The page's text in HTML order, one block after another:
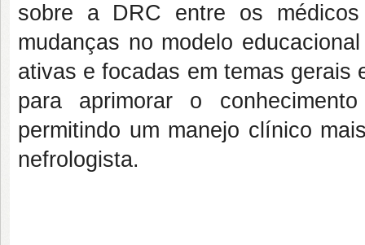
sobre a DRC entre os
mudanças no modelo
ativas e focadas em temas gerais
para aprimorar o
permitindo um manejo clínico
nefrologista.